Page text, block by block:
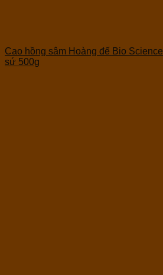
Cao hồng sâm Hoàng đế Bio
sứ 500g